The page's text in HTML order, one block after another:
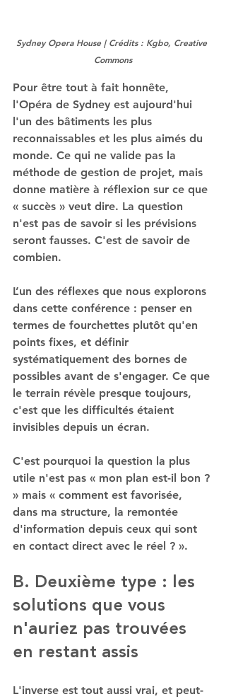
Sydney Opera House | Crédits : Kgbo, Creative
Commons
Pour être tout à fait honnête,
l'Opéra de Sydney est aujourd'hui
l'un des bâtiments les plus
reconnaissables et les plus aimés du
monde. Ce qui ne valide pas la
méthode de gestion de projet, mais
donne matière à réflexion sur ce que
« succès » veut dire. La question
n'est pas de savoir si les prévisions
seront fausses. C'est de savoir de
combien.
L’un des réflexes que nous explorons
dans cette conférence : penser en
termes de fourchettes plutôt qu'en
points fixes, et définir
systématiquement des bornes de
possibles avant de s'engager. Ce que
le terrain révèle presque toujours,
c'est que les difficultés étaient
invisibles depuis un écran.
C'est pourquoi la question la plus
utile n'est pas « mon plan est-il bon ?
» mais « comment est favorisée,
dans ma structure, la remontée
d'information depuis ceux qui sont
en contact direct avec le réel ? ».
B. Deuxième type : les
solutions que vous
n'auriez pas trouvées
en restant assis
L'inverse est tout aussi vrai, et peut-